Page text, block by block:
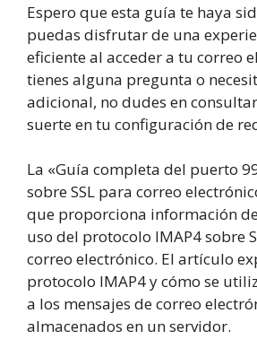
Espero que esta guía te haya
puedas disfrutar de una
eficiente al acceder a tu correo
tienes alguna pregunta o
adicional, no dudes en
suerte en tu configuración de
La «Guía completa del puerto
sobre SSL para correo
que proporciona información
uso del protocolo IMAP4 sobre
correo electrónico. El artículo
protocolo IMAP4 y cómo se
a los mensajes de correo
almacenados en un servidor.